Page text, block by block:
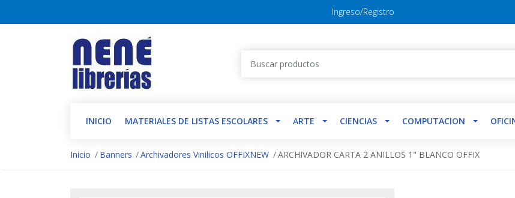
Ingreso/Registro
INICIO MATERIALES DE LISTAS ESCOLARES ARTE CIENCIAS COMPUTACION
Inicio Banners Archivadores Vinilicos OFFIXNEW ARCHIVADOR CARTA 2 ANILLOS 1" BLANCO OFFIX